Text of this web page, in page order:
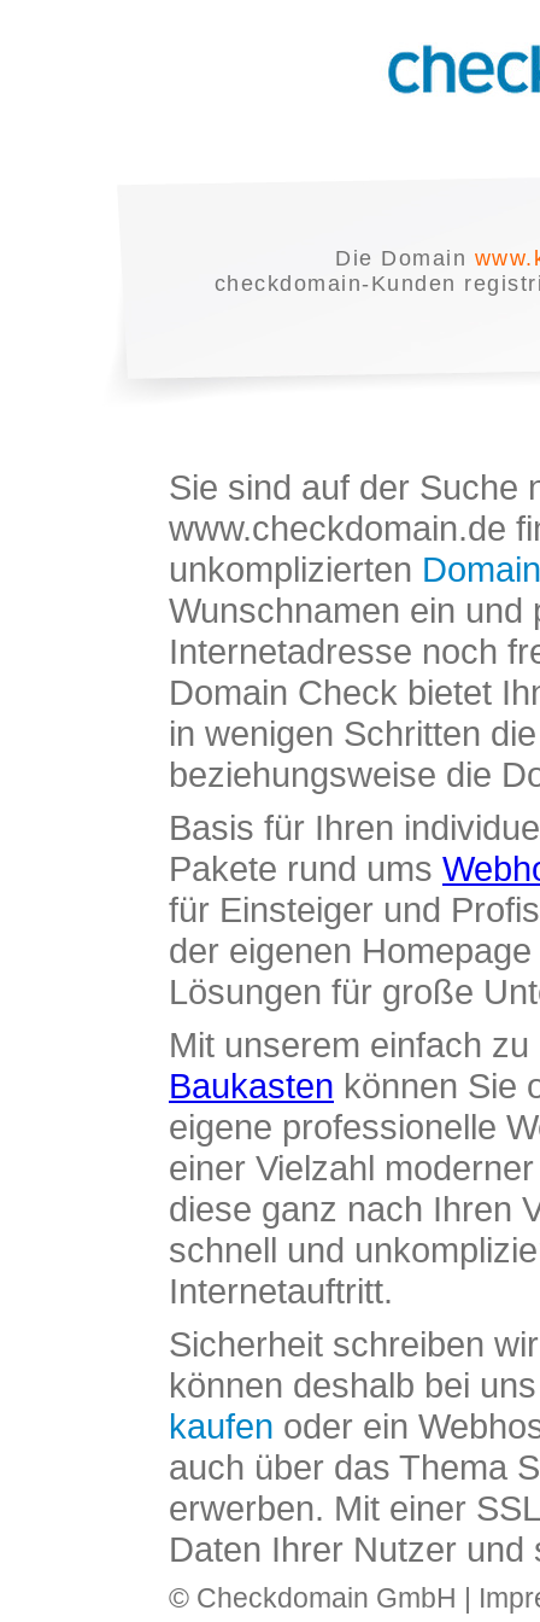
Die Domain
checkdomain-Kunden
Sie sind auf der Suche
www.checkdomain.de
unkomplizierten
Wunschnamen ein und
Internetadresse noch
Domain Check bietet
in wenigen Schritten
beziehungsweise die
Basis für Ihren
Pakete rund ums
für Einsteiger und
der eigenen
Lösungen für große
Mit unserem einfach
Baukasten können Sie
eigene professionelle
einer Vielzahl
diese ganz nach Ihren
schnell und
Internetauftritt.
Sicherheit schreiben
können deshalb bei
kaufen oder ein
auch über das Thema
erwerben. Mit einer
Daten Ihrer Nutzer und
© Checkdomain GmbH |